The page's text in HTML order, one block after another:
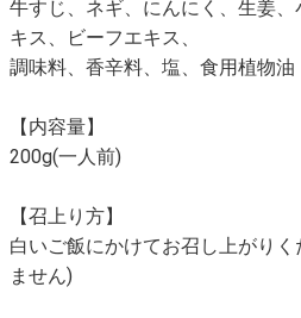
牛すじ、ネギ、にんにく、生姜
キス、ビーフエキス、
調味料、香辛料、塩、食用植物油
【内容量】
200g(一人前)
【召上り方】
白いご飯にかけてお召し上がり
ません)